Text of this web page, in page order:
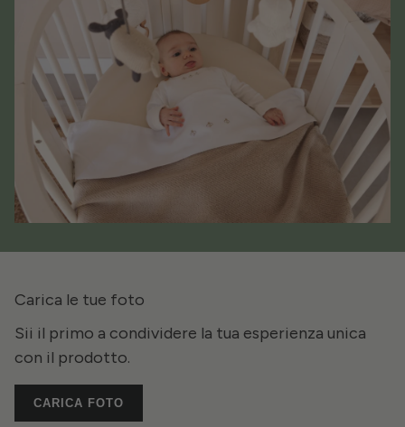
Carica le tue foto
Sii il primo a condividere la tua esperienza unica
con il prodotto.
CARICA FOTO